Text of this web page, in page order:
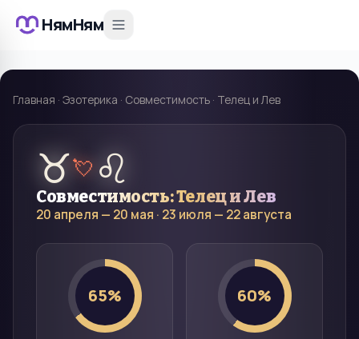
НямНям
Главная · Эзотерика · Совместимость · Телец и Лев
♉💘♌
Совместимость:ТелециЛев
20 апреля — 20 мая · 23 июля — 22 августа
65% 60%